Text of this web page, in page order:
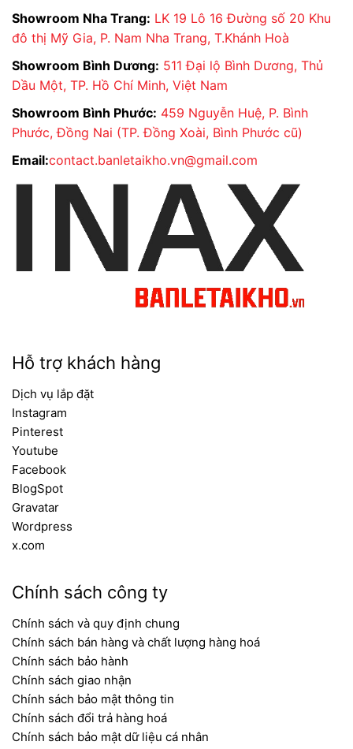
Showroom Nha Trang: LK 19 Lô 16 Đường số 20 Khu
đô thị Mỹ Gia, P. Nam Nha Trang, T.Khánh Hoà
Showroom Bình Dương: 511 Đại lộ Bình Dương, Thủ
Dầu Một, TP. Hồ Chí Minh, Việt Nam
Showroom Bình Phước: 459 Nguyễn Huệ, P. Bình
Phước, Đồng Nai (TP. Đồng Xoài, Bình Phước cũ)
Email:contact.banletaikho.vn@gmail.com
Hỗ trợ khách hàng
Dịch vụ lắp đặt
Instagram
Pinterest
Youtube
Facebook
BlogSpot
Gravatar
Wordpress
x.com
Chính sách công ty
Chính sách và quy định chung
Chính sách bán hàng và chất lượng hàng hoá
Chính sách bảo hành
Chính sách giao nhận
Chính sách bảo mật thông tin
Chính sách đổi trả hàng hoá
Chính sách bảo mật dữ liệu cá nhân